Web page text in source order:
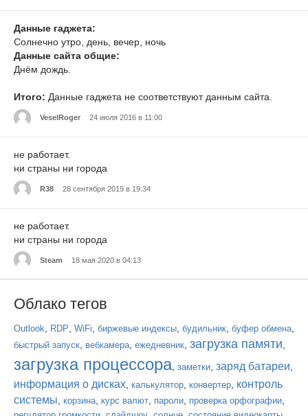
Данные гаджета:
Солнечно утро, день, вечер, ночь
Данные сайта общие:
Днём дождь.
Итого: Данные гаджета не соответствуют данным сайта.
VeselRoger 24 июля 2016 в 11:00
не работает.
ни страны ни города
R38 28 сентября 2019 в 19:34
не работает.
ни страны ни города
Steam 18 мая 2020 в 04:13
Облако тегов
Outlook, RDP, WiFi, биржевые индексы, будильник, буфер обмена,
быстрый запуск, вебкамера, ежедневник, загрузка памяти,
загрузка процессора, заметки, заряд батареи,
информация о дисках, калькулятор, конвертер, контроль
системы, корзина, курс валют, пароли, проверка орфографии,